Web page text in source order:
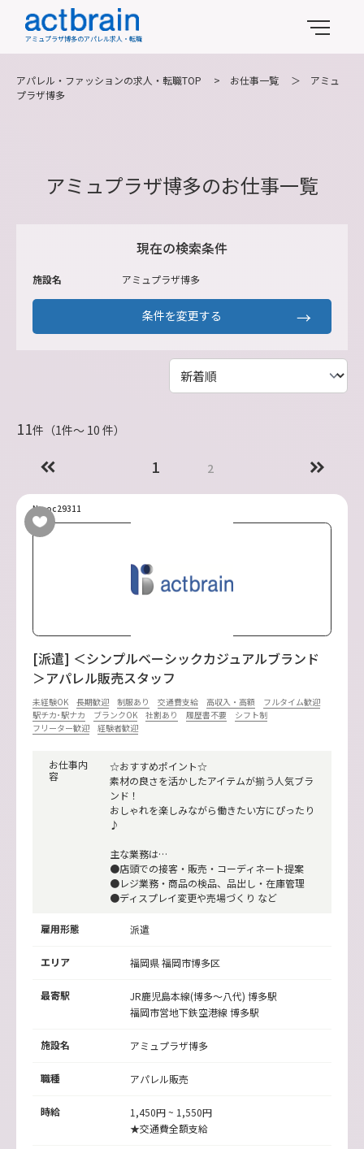
アミュプラザ博多のアパレル求人・転職
アパレル・ファッションの求人・転職TOP > お仕事一覧 ＞ アミュ
プラザ博多
アミュプラザ博多のお仕事一覧
現在の検索条件
施設名 アミュプラザ博多
条件を変更する
11件（1件〜 10 件）
1 2
No.oc29311
[派遣] ＜シンプルベーシックカジュアルブランド
＞アパレル販売スタッフ
未経験OK 長期歓迎 制服あり 交通費支給 高収入・高額
フルタイム歓迎
駅チカ･駅ナカ
ブランクOK 社割あり 履歴書不要
シフト制
フリーター歓迎
経験者歓迎
お仕事内
容
☆おすすめポイント☆
素材の良さを活かしたアイテムが揃う人気ブラ
ンド！
おしゃれを楽しみながら働きたい方にぴったり
♪
主な業務は…
●店頭での接客・販売・コーディネート提案
●レジ業務・商品の検品、品出し・在庫管理
●ディスプレイ変更や売場づくり など
雇用形態 派遣
エリア 福岡県 福岡市博多区
最寄駅 JR鹿児島本線(博多～八代)博多駅
福岡市営地下鉄空港線博多駅
施設名 アミュプラザ博多
職種 アパレル販売
時給
1,450円 ~ 1,550円
★交通費全額支給